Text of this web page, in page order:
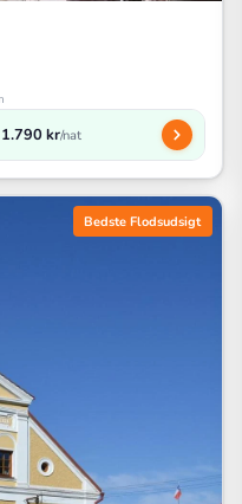
1.790 kr/nat
Bedste Flodsudsigt